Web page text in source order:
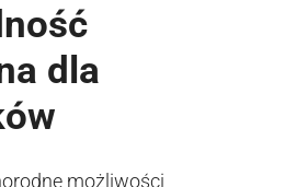
dla
możliwości